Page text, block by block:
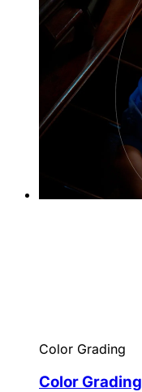
Color Grading
Color